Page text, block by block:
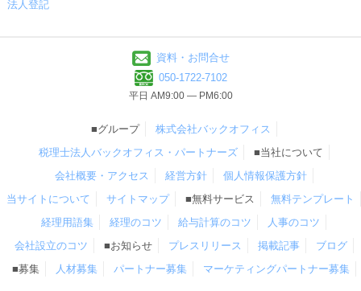
法人登記
資料・お問合せ
050-1722-7102
平日 AM9:00 ― PM6:00
■グループ
株式会社バックオフィス
税理士法人バックオフィス・パートナーズ
■当社について
会社概要・アクセス
経営方針
個人情報保護方針
当サイトについて
サイトマップ ■無料サービス
無料テンプレート
経理用語集
経理のコツ 給与計算のコツ
人事のコツ
会社設立のコツ
■お知らせ プレスリリース 掲載記事
ブログ
■募集
人材募集 パートナー募集 マーケティングパートナー募集